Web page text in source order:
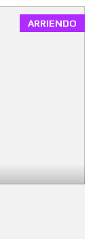
ARRIENDO